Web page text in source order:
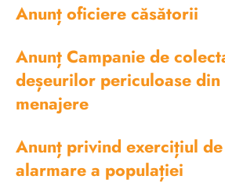
Anunț oficiere căsătorii
Anunț Campanie de
deșeurilor periculoase
menajere
Anunț privind exercițiul
alarmare a populației